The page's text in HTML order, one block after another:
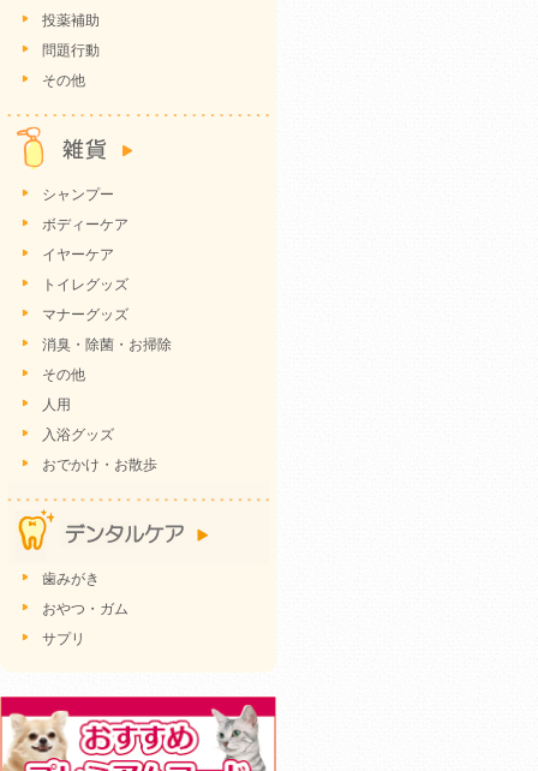
投薬補助
問題行動
その他
シャンプー
ボディーケア
イヤーケア
トイレグッズ
マナーグッズ
消臭・除菌・お掃除
その他
人用
入浴グッズ
おでかけ・お散歩
歯みがき
おやつ・ガム
サプリ